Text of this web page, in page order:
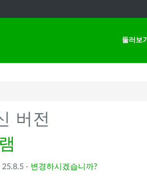
둘러보기
버전
25.8.5 - 변경하시겠습니까?